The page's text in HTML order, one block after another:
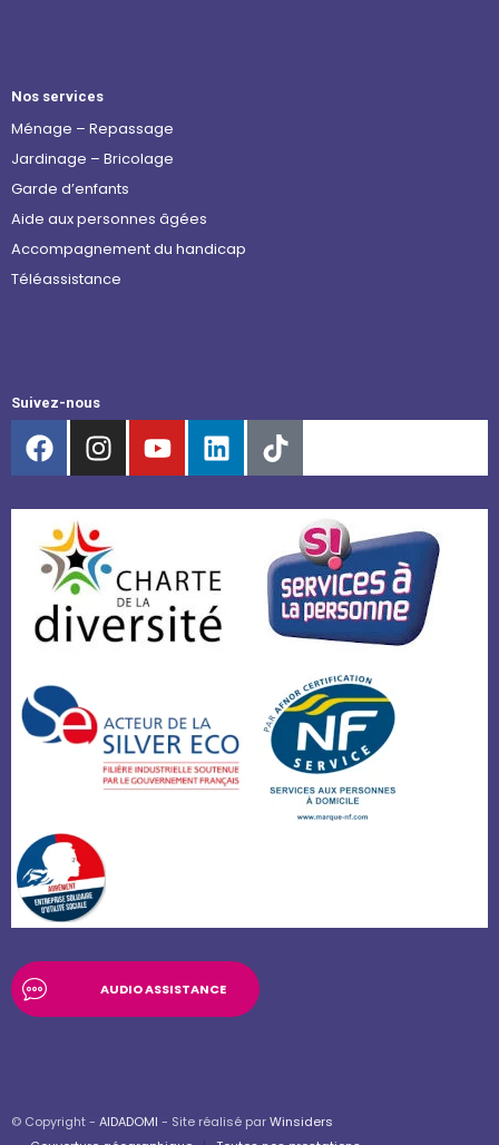
Nos services
Ménage – Repassage
Jardinage – Bricolage
Garde d’enfants
Aide aux personnes âgées
Accompagnement du handicap
Téléassistance
Suivez-nous
AUDIO ASSISTANCE
© Copyright - AIDADOMI - Site réalisé parWinsiders